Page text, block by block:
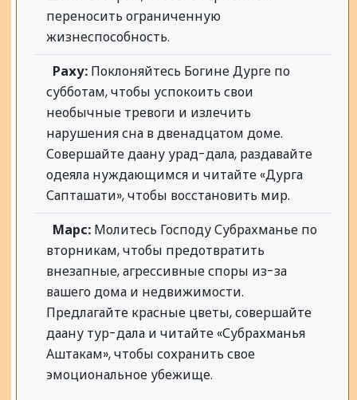
переносить ограниченную
жизнеспособность.
Раху: Поклоняйтесь Богине Дурге по
субботам, чтобы успокоить свои
необычные тревоги и излечить
нарушения сна в двенадцатом доме.
Совершайте даану урад-дала, раздавайте
одеяла нуждающимся и читайте «Дурга
Сапташати», чтобы восстановить мир.
Марс: Молитесь Господу Субрахманье по
вторникам, чтобы предотвратить
внезапные, агрессивные споры из-за
вашего дома и недвижимости.
Предлагайте красные цветы, совершайте
даану тур-дала и читайте «Субрахманья
Аштакам», чтобы сохранить свое
эмоциональное убежище.